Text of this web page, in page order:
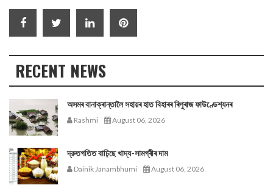
RECENT NEWS
অসমৰ বানাক্ৰান্তালৈ সহায়ৰ হাত বিহাৰৰ ৰিপুৰাজ ফাউণ্ডেশ্যনৰ
Rashmi August 06, 2026
দ্রুতগতিত বাঢ়িছে খাদ্য-সামগ্ৰীৰ দাম
Dainik Janambhumi August 06, 2026